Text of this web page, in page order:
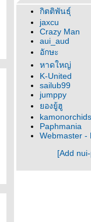
กิตติพันธุ์
jaxcu
Crazy Man
aui_aud
อักษะ
หาดใหญ่
K-United
sailub99
jumppy
องยู้ฮู
kamonorchids
Paphmania
Webmaster -
[Add